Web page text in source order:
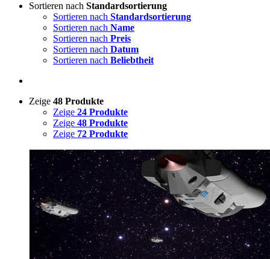
Sortieren nach Standardsortierung
Sortieren nach Standardsortierung
Sortieren nach Name
Sortieren nach Preis
Sortieren nach Datum
Sortieren nach Beliebtheit
Zeige 48 Produkte
Zeige 24 Produkte
Zeige 48 Produkte
Zeige 72 Produkte